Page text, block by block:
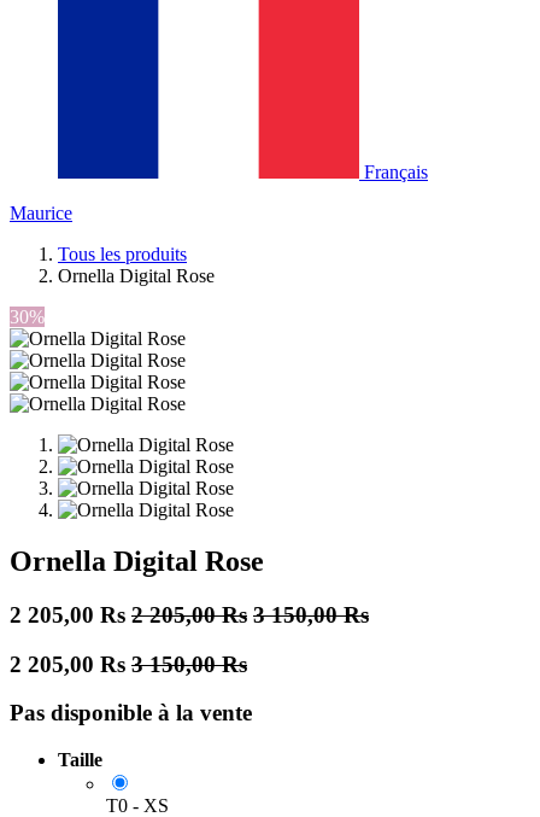
Français
Maurice
Tous les produits
Ornella Digital Rose
30%
Ornella Digital Rose
2 205,00 Rs 2 205,00Rs 3 150,00Rs
2 205,00 Rs 3 150,00Rs
Pas disponible à la vente
Taille
T0 - XS